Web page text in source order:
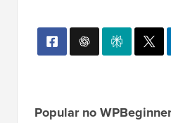
Popular no